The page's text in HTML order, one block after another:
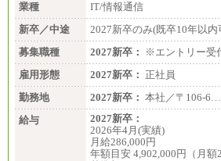
業種
IT/情報通信
新卒／中途
2027新卒のみ(既卒10年以内
募集職種
2027新卒：
※エントリー受
雇用形態
2027新卒： 正社員
勤務地
2027新卒： 本社／〒106-6…
給与
2027新卒：
2026年4月(実績)
月給286,000円
年額目安 4,902,000円（月